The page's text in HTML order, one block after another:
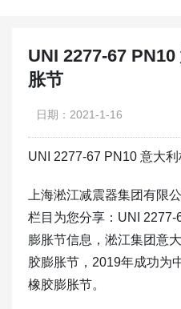
UNI 2277-67
胀节
日期：2021-1-16
UNI 2277-67 PN10 意大
上海淞江减震器集团有限
栏目为您分享：UNI
膨胀节信息，淞江集团意
胶膨胀节，2019年成功为
橡胶膨胀节。